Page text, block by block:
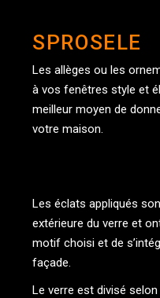
SPROSELE
Les allèges ou les
à vos fenêtres style et
meilleur moyen de
votre maison.
Les éclats appliqués
extérieure du verre et
motif choisi et de
façade.
Le verre est divisé